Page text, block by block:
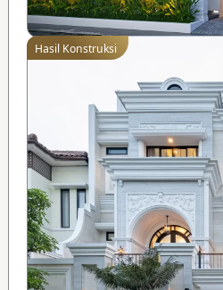
Hasil Konstruksi